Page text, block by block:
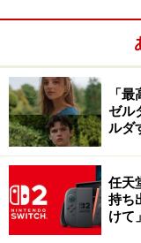
「
ゼル
ルダ
任天
持ち
けて」